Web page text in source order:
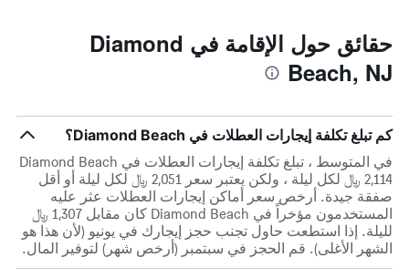
حقائق حول الإقامة في Diamond
Beach, NJ
كم تبلغ تكلفة إيجارات العطلات في Diamond Beach؟
في المتوسط ، تبلغ تكلفة إيجارات العطلات في Diamond Beach
2,114 ﷼ لكل ليلة ، ولكن يعتبر سعر 2,051 ﷼ لكل ليلة أو أقل
صفقة جيدة. أرخص سعر أماكن إيجارات العطلات عثر عليه
المستخدمون مؤخراً في Diamond Beach كان مقابل 1,307 ﷼
لليلة. إذا استطعت حاول تجنب حجز إيجارك في يونيو (لأن هذا هو
الشهر الأغلى). قم الحجز في سبتمبر (أرخص شهر) لتوفير المال.